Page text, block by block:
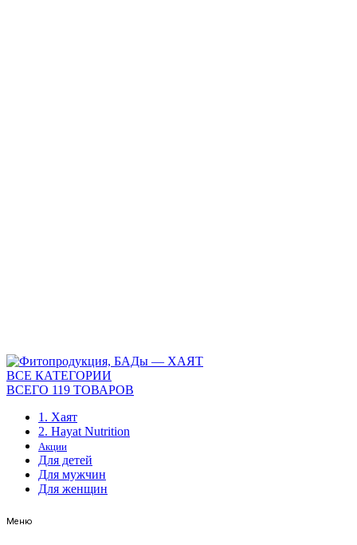
ВСЕ КАТЕГОРИИ
ВСЕГО 119 ТОВАРОВ
1. Хаят
2. Hayat Nutrition
Акции
Для детей
Для мужчин
Для женщин
Меню